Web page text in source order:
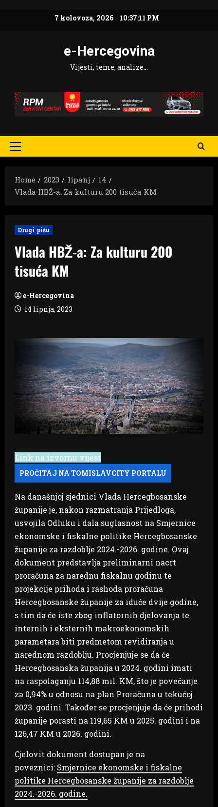
7 kolovoza, 2026 10:37:13 PM
e-Hercegovina
Vijesti, teme, analize…
Primary
Home
2023 lipanj
14
Vlada HBŽ-a: Za kulturu 200 tisuća KM
Drugi pišu
Vlada HBŽ-a: Za kulturu 200
tisuća KM
e-Hercegovina
14 lipnja, 2023
Link na izvornu vijest
Na današnjoj sjednici Vlada Hercegbosanske
županije je, nakon razmatranja Prijedloga,
usvojila Odluku i dala suglasnost na Smjernice
ekonomske i fiskalne politike Hercegbosanske
županije za razdoblje 2024.-2026. godine. Ovaj
dokument predstavlja preliminarni nacrt
proračuna za narednu fiskalnu godinu te
projekcije prihoda i rashoda proračuna
Hercegbosanske županije za iduće dvije godine,
s tim da će iste zbog inflatornih djelovanja te
internih i eksternih makroekonomskih
parametara biti predmetom revidiranja u
narednom razdoblju. Procjenjuje se da će
Hercegbosanska županija u 2024. godini imati
na raspolaganju 114,88 mil. KM, što je povećanje
za 0,94% u odnosu na plan Proračuna u tekućoj
2023. godini. Također se procjenjuje da će prihodi
županije porasti na 119,65 KM u 2025. godini i na
126,47 KM u 2026. godini.
Cjelovit dokument dostupan je na
poveznici: Smjernice ekonomske i fiskalne
politike Hercegbosanske županije za razdoblje
2024.-2026. godine.